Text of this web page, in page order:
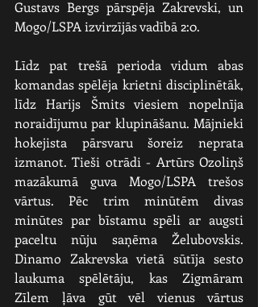
Gustavs Bergs pārspēja Zakrevski, un
Mogo/LSPA izvirzījās vadībā 2:0.
Līdz pat trešā perioda vidum abas
komandas spēlēja krietni disciplinētāk,
līdz Harijs Šmits viesiem nopelnīja
noraidījumu par klupināšanu. Mājnieki
hokejista pārsvaru šoreiz neprata
izmanot. Tieši otrādi - Artūrs Ozoliņš
mazākumā guva Mogo/LSPA trešos
vārtus. Pēc trim minūtēm divas
minūtes par bīstamu spēli ar augsti
paceltu nūju saņēma Želubovskis.
Dinamo Zakrevska vietā sūtīja sesto
laukuma spēlētāju, kas Zigmāram
Zīlem ļāva gūt vēl vienus vārtus